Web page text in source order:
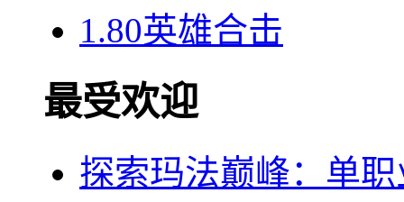
1.80英雄合击
最受欢迎
探索玛法巅峰：单